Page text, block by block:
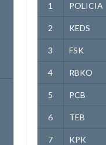
1 POLICIA
2 KEDS
3 FSK
4 RBKO
5 PCB
6 TEB
7 KPK